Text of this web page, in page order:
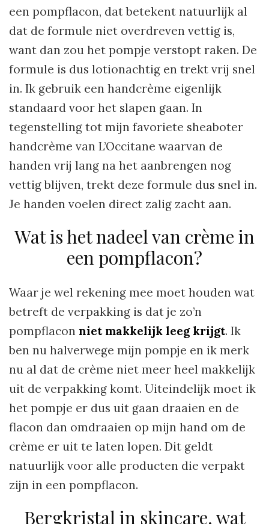
een pompflacon, dat betekent natuurlijk al
dat de formule niet overdreven vettig is,
want dan zou het pompje verstopt raken. De
formule is dus lotionachtig en trekt vrij snel
in. Ik gebruik een handcrème eigenlijk
standaard voor het slapen gaan. In
tegenstelling tot mijn favoriete sheaboter
handcrème van L’Occitane waarvan de
handen vrij lang na het aanbrengen nog
vettig blijven, trekt deze formule dus snel in.
Je handen voelen direct zalig zacht aan.
Wat is het nadeel van crème in
een pompflacon?
Waar je wel rekening mee moet houden wat
betreft de verpakking is dat je zo’n
pompflacon niet makkelijk leeg krijgt. Ik
ben nu halverwege mijn pompje en ik merk
nu al dat de crème niet meer heel makkelijk
uit de verpakking komt. Uiteindelijk moet ik
het pompje er dus uit gaan draaien en de
flacon dan omdraaien op mijn hand om de
crème er uit te laten lopen. Dit geldt
natuurlijk voor alle producten die verpakt
zijn in een pompflacon.
Bergkristal in skincare, wat